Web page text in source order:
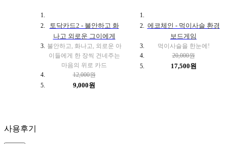
토닥카드2 - 불안하고 화
나고 외로운 그이에게
불안하고, 화나고, 외로운 아
이들에게 한 장씩 건네주는
마음의 위로 카드
12,000원
9,000원
에코체인 - 먹이사슬 환경
보드게임
먹이사슬을 한눈에!
20,000원
17,500원
사용후기